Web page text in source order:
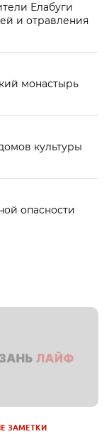
Елабуги
и отравления
монастырь
культуры
опасности
ЗАМЕТКИ